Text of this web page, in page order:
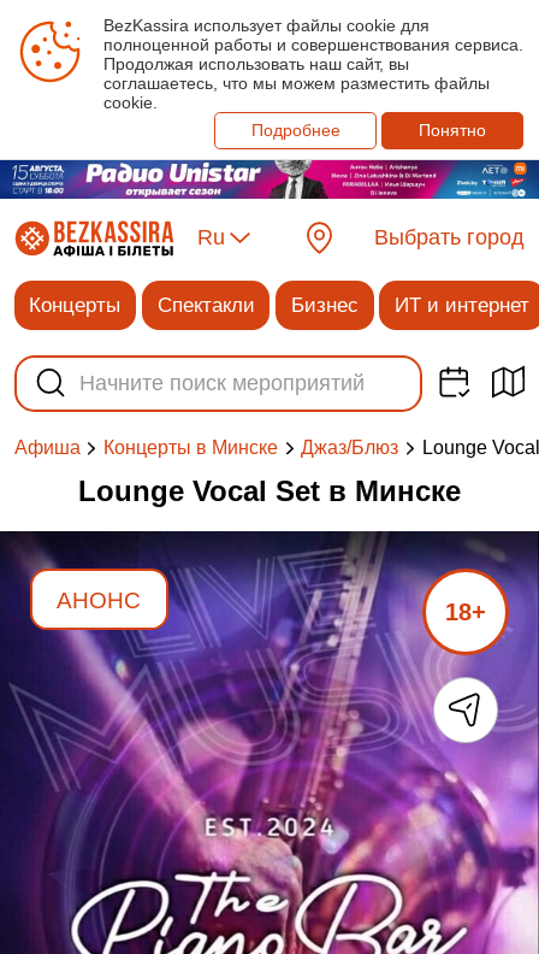
BezKassira использует файлы cookie для
полноценной работы и совершенствования сервиса.
Продолжая использовать наш сайт, вы
соглашаетесь, что мы можем разместить файлы
cookie.
Подробнее
Понятно
Ru Выбрать город
Концерты Спектакли Бизнес ИТ и интернет
Афиша Концерты в Минске Джаз/Блюз Lounge
Lounge Vocal Set в Минске
АНОНС 18+